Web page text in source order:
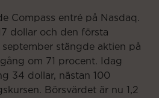
Compass entré på Nasdaq.
dollar och den första
september stängde aktien på
om 71 procent. Idag
34 dollar, nästan 100
Börsvärdet är nu 1,2